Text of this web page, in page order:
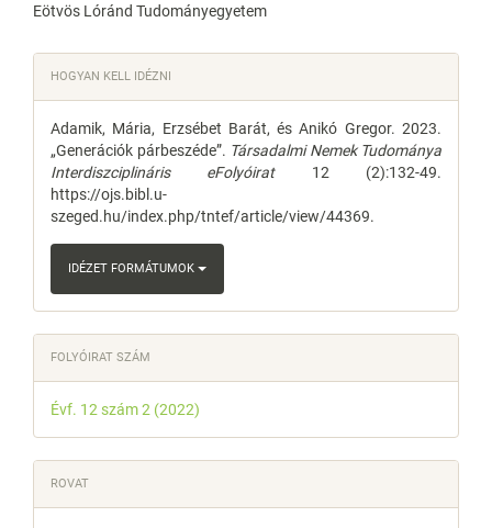
Eötvös Lóránd Tudományegyetem
Article
Details
HOGYAN KELL IDÉZNI
Adamik, Mária, Erzsébet Barát, és Anikó Gregor. 2023.
„Generációk párbeszéde”. Társadalmi Nemek Tudománya
Interdiszciplináris eFolyóirat12 (2):132-49.
https://ojs.bibl.u-
szeged.hu/index.php/tntef/article/view/44369.
IDÉZET FORMÁTUMOK
FOLYÓIRAT SZÁM
Évf. 12 szám 2 (2022)
ROVAT